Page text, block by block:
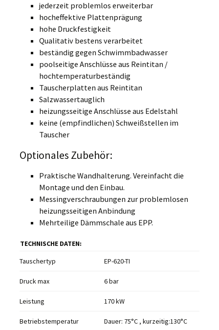
jederzeit problemlos erweiterbar
hocheffektive Plattenprägung
hohe Druckfestigkeit
Qualitativ bestens verarbeitet
beständig gegen Schwimmbadwasser
poolseitige Anschlüsse aus Reintitan /
hochtemperaturbeständig
Tauscherplatten aus Reintitan
Salzwassertauglich
heizungsseitige Anschlüsse aus Edelstahl
keine (empfindlichen) Schweißstellen im
Tauscher
Optionales Zubehör:
Praktische Wandhalterung. Vereinfacht die
Montage und den Einbau.
Messingverschraubungen zur problemlosen
heizungsseitigen Anbindung
Mehrteilige Dämmschale aus EPP.
TECHNISCHE DATEN:
Tauschertyp
EP-620-TI
Druck max 6 bar
Leistung 170 kW
Betriebstemperatur Dauer: 75°C , kurzeitig:130°C